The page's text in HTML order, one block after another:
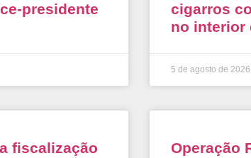
presidente
cigarros
no interior
5 de agosto de 2026
fiscalização
Operação